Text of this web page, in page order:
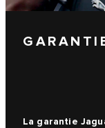
La garantie